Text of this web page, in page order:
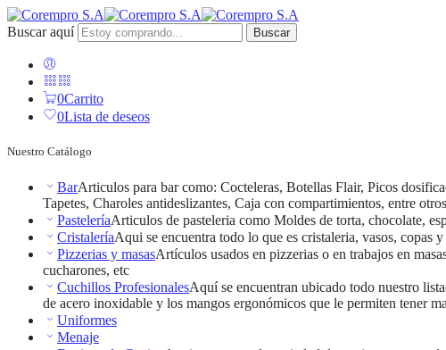
Buscar aquí Buscar
0Carrito
0Lista de deseos
Nuestro Catálogo
BarArticulos para bar como: Cocteleras, Botellas Flair, Picos
Tapetes, Charoles antideslizantes, Caja con compartimientos, entre
PasteleríaArticulos de pasteleria como Moldes de torta, chocolate,
CristaleríaAqui se encuentra todo lo que es cristaleria, vasos, copas
Pizzerias y masasArtículos usados en pizzerias o en trabajos en
cucharones, etc
Cuchillos ProfesionalesAquí se encuentran ubicado todo nuestro
de acero inoxidable y los mangos ergonómicos que le permiten tener
Uniformes
Menaje